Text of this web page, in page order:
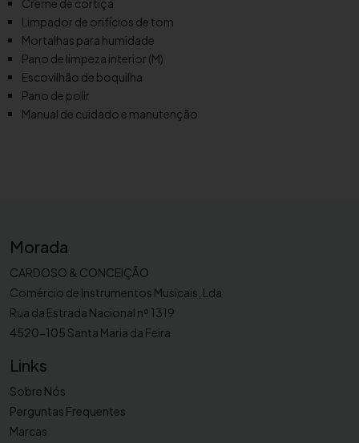
i
p
r
a
C
l
a
r
i
n
e
Creme de cortiça
Limpador de orifícios de tom
Mortalhas para humidade
Pano de limpeza interior (M)
Escovilhão de boquilha
Pano de polir
Manual de cuidado e manutenção
Morada
CARDOSO & CONCEIÇÃO
Comércio de Instrumentos Musicais, Lda
Rua da Estrada Nacional nº 1319
4520-105 Santa Maria da Feira
Links
Sobre Nós
Perguntas Frequentes
Marcas